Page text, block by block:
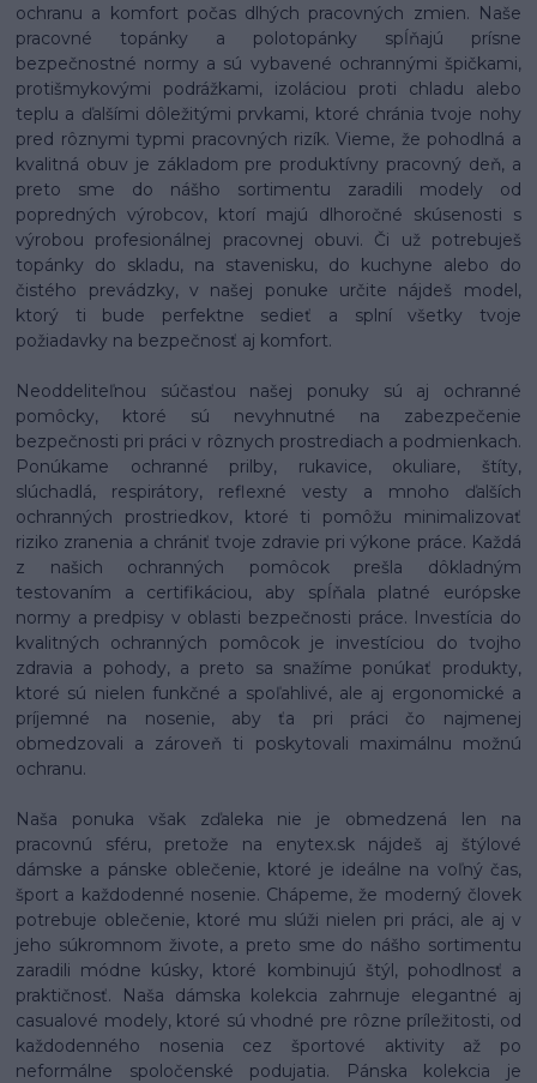
ochranu a komfort počas dlhých pracovných zmien. Naše
pracovné topánky a polotopánky spĺňajú prísne
bezpečnostné normy a sú vybavené ochrannými špičkami,
protišmykovými podrážkami, izoláciou proti chladu alebo
teplu a ďalšími dôležitými prvkami, ktoré chránia tvoje nohy
pred rôznymi typmi pracovných rizík. Vieme, že pohodlná a
kvalitná obuv je základom pre produktívny pracovný deň, a
preto sme do nášho sortimentu zaradili modely od
popredných výrobcov, ktorí majú dlhoročné skúsenosti s
výrobou profesionálnej pracovnej obuvi. Či už potrebuješ
topánky do skladu, na stavenisku, do kuchyne alebo do
čistého prevádzky, v našej ponuke určite nájdeš model,
ktorý ti bude perfektne sedieť a splní všetky tvoje
požiadavky na bezpečnosť aj komfort.
Neoddeliteľnou súčasťou našej ponuky sú aj ochranné
pomôcky, ktoré sú nevyhnutné na zabezpečenie
bezpečnosti pri práci v rôznych prostrediach a podmienkach.
Ponúkame ochranné prilby, rukavice, okuliare, štíty,
slúchadlá, respirátory, reflexné vesty a mnoho ďalších
ochranných prostriedkov, ktoré ti pomôžu minimalizovať
riziko zranenia a chrániť tvoje zdravie pri výkone práce. Každá
z našich ochranných pomôcok prešla dôkladným
testovaním a certifikáciou, aby spĺňala platné európske
normy a predpisy v oblasti bezpečnosti práce. Investícia do
kvalitných ochranných pomôcok je investíciou do tvojho
zdravia a pohody, a preto sa snažíme ponúkať produkty,
ktoré sú nielen funkčné a spoľahlivé, ale aj ergonomické a
príjemné na nosenie, aby ťa pri práci čo najmenej
obmedzovali a zároveň ti poskytovali maximálnu možnú
ochranu.
Naša ponuka však zďaleka nie je obmedzená len na
pracovnú sféru, pretože na enytex.sk nájdeš aj štýlové
dámske a pánske oblečenie, ktoré je ideálne na voľný čas,
šport a každodenné nosenie. Chápeme, že moderný človek
potrebuje oblečenie, ktoré mu slúži nielen pri práci, ale aj v
jeho súkromnom živote, a preto sme do nášho sortimentu
zaradili módne kúsky, ktoré kombinujú štýl, pohodlnosť a
praktičnosť. Naša dámska kolekcia zahrnuje elegantné aj
casualové modely, ktoré sú vhodné pre rôzne príležitosti, od
každodenného nosenia cez športové aktivity až po
neformálne spoločenské podujatia. Pánska kolekcia je